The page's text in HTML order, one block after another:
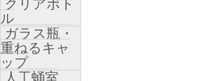
クリアボト
ル
ガラス瓶・
重ねるキャ
ップ
人工蛹室